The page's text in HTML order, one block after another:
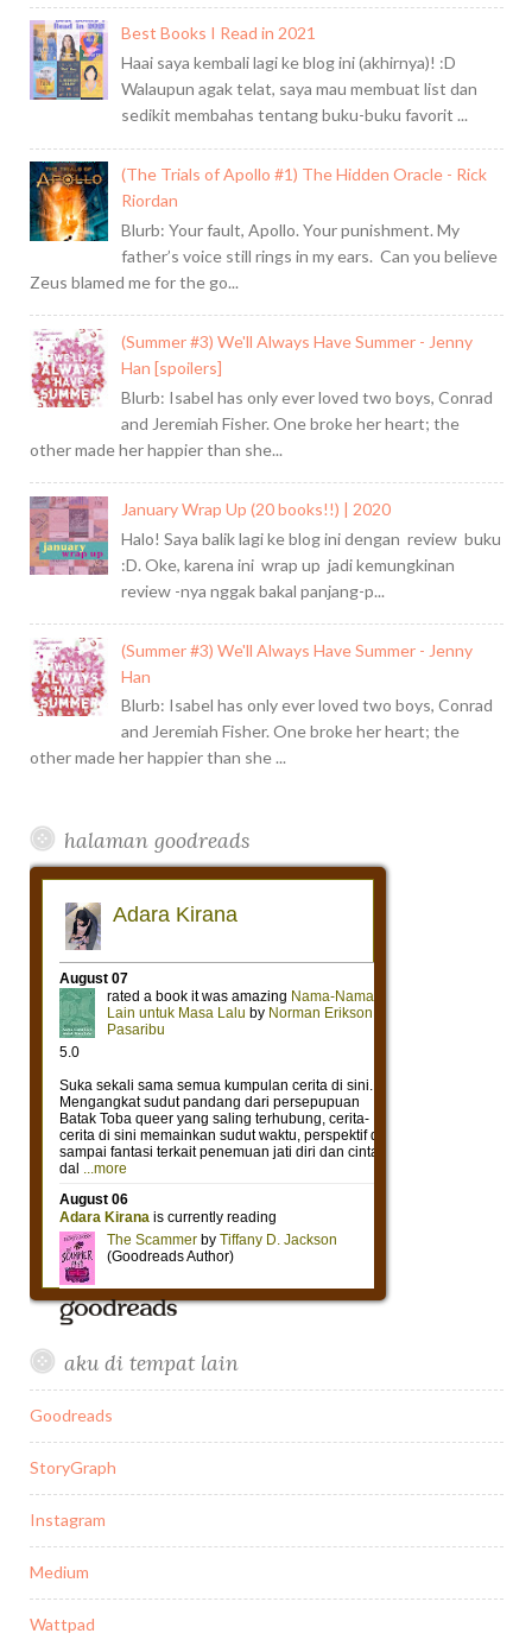
Best Books I Read in 2021
Haai saya kembali lagi ke blog ini (akhirnya)! :D
Walaupun agak telat, saya mau membuat list dan
sedikit membahas tentang buku-buku favorit ...
(The Trials of Apollo #1) The Hidden Oracle - Rick
Riordan
Blurb: Your fault, Apollo. Your punishment. My
father’s voice still rings in my ears. Can you believe
Zeus blamed me for the go...
(Summer #3) We'll Always Have Summer - Jenny
Han [spoilers]
Blurb: Isabel has only ever loved two boys, Conrad
and Jeremiah Fisher. One broke her heart; the
other made her happier than she...
January Wrap Up (20 books!!) | 2020
Halo! Saya balik lagi ke blog ini dengan review buku
:D. Oke, karena ini wrap up jadi kemungkinan
review -nya nggak bakal panjang-p...
(Summer #3) We'll Always Have Summer - Jenny
Han
Blurb: Isabel has only ever loved two boys, Conrad
and Jeremiah Fisher. One broke her heart; the
other made her happier than she ...
halaman goodreads
aku di tempat lain
Goodreads
StoryGraph
Instagram
Medium
Wattpad